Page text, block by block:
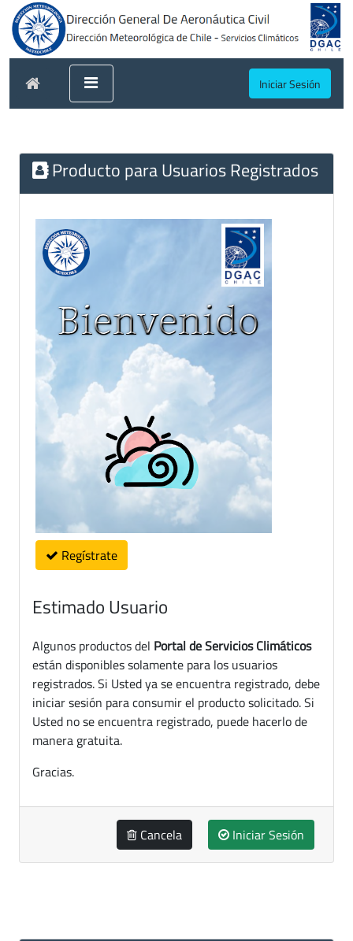
Iniciar Sesión
Producto para Usuarios Registrados
Regístrate
Estimado Usuario
Algunos productos del Portal de Servicios Climáticos
están disponibles solamente para los usuarios
registrados. Si Usted ya se encuentra registrado, debe
iniciar sesión para consumir el producto solicitado. Si
Usted no se encuentra registrado, puede hacerlo de
manera gratuita.
Gracias.
Cancela Iniciar Sesión